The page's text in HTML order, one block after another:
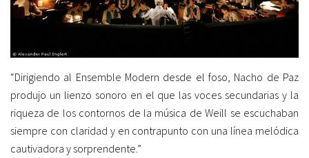
“Dirigiendo al Ensemble Modern desde el foso, Nacho de Paz
produjo un lienzo sonoro en el que las voces secundarias y la
riqueza de los contornos de la música de Weill se escuchaban
siempre con claridad y en contrapunto con una línea melódica
cautivadora y sorprendente.”